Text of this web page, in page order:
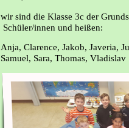
wir sind die Klasse 3c der
Schüler/innen und heißen:
Anja, Clarence, Jakob, Javeria,
Samuel, Sara, Thomas, Vladislav